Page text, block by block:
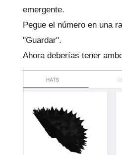
emergente.
Pegue el número en una
"Guardar".
Ahora deberías tener